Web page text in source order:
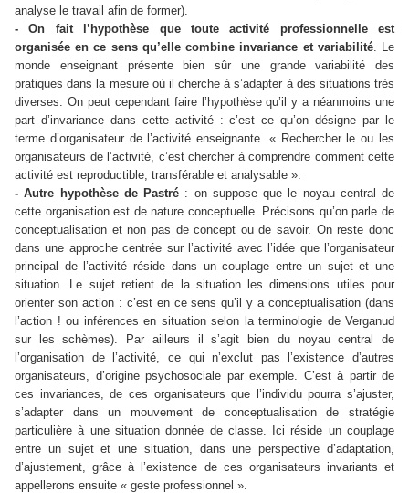
analyse le travail afin de former).
- On fait l’hypothèse que toute activité professionnelle est
organisée en ce sens qu’elle combine invariance et variabilité. Le
monde enseignant présente bien sûr une grande variabilité des
pratiques dans la mesure où il cherche à s’adapter à des situations très
diverses. On peut cependant faire l’hypothèse qu’il y a néanmoins une
part d’invariance dans cette activité : c’est ce qu’on désigne par le
terme d’organisateur de l’activité enseignante. « Rechercher le ou les
organisateurs de l’activité, c’est chercher à comprendre comment cette
activité est reproductible, transférable et analysable ».
- Autre hypothèse de Pastré : on suppose que le noyau central de
cette organisation est de nature conceptuelle. Précisons qu’on parle de
conceptualisation et non pas de concept ou de savoir. On reste donc
dans une approche centrée sur l’activité avec l’idée que l’organisateur
principal de l’activité réside dans un couplage entre un sujet et une
situation. Le sujet retient de la situation les dimensions utiles pour
orienter son action : c’est en ce sens qu’il y a conceptualisation (dans
l’action ! ou inférences en situation selon la terminologie de Verganud
sur les schèmes). Par ailleurs il s’agit bien du noyau central de
l’organisation de l’activité, ce qui n’exclut pas l’existence d’autres
organisateurs, d’origine psychosociale par exemple. C’est à partir de
ces invariances, de ces organisateurs que l’individu pourra s’ajuster,
s’adapter dans un mouvement de conceptualisation de stratégie
particulière à une situation donnée de classe. Ici réside un couplage
entre un sujet et une situation, dans une perspective d’adaptation,
d’ajustement, grâce à l’existence de ces organisateurs invariants et
appellerons ensuite « geste professionnel ».